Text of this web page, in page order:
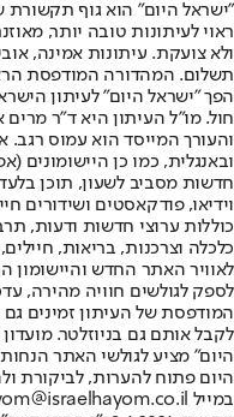
"ישראל היום" הוא גוף תקשורת
ראוי לעיתונות טובה יותר,
ולא צועקת. עיתונות אמינה,
הפך "ישראל היום" לעיתון
חול. מו"ל העיתון היא ד"ר
והעורך המייסד הוא עמוס
חדשות מסביב לשעון, תוכן
וידיאו, פודקאסטים ושידורים
כוללות ערוצי חדשות ודעות,
לאוויר האתר החדש
לספק לגולשים חוויה מהירה,
המודפסת של העיתון זמינים
לקבל אותם גם בניוזלטר.
היום" מציע לגולשי האתר
היום פתוח להערות, לביקורת
במייל hayom@israelhayom.co.il.